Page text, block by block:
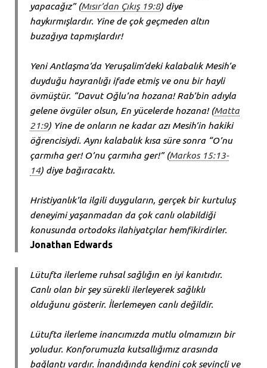
yapacağız” (Mısır’dan Çıkış 19:8) diye
haykırmışlardır. Yine de çok geçmeden altın
buzağıya tapmışlardır!
Yeni Antlaşma’da Yeruşalim’deki kalabalık Mesih’e
duyduğu hayranlığı ifade etmiş ve onu bir hayli
övmüştür. “Davut Oğlu’na hozana! Rab’bin adıyla
gelene övgüler olsun, En yücelerde hozana! (Matta
21:9) Yine de onların ne kadar azı Mesih’in hakiki
öğrencisiydi. Aynı kalabalık kısa süre sonra “O’nu
çarmıha ger! O’nu çarmıha ger!” (Markos 15:13-
14) diye bağıracaktı.
Hristiyanlık’la ilgili duyguların, gerçek bir kurtuluş
deneyimi yaşanmadan da çok canlı olabildiği
konusunda ortodoks ilahiyatçılar hemfikirdirler.
Jonathan Edwards
Lütufta ilerleme ruhsal sağlığın en iyi kanıtıdır.
Canlı olan bir şey sürekli ilerleyerek sağlıklı
olduğunu gösterir. İlerlemeyen canlı değildir.
Lütufta ilerleme inancımızda mutlu olmamızın bir
yoludur. Konforumuzla kutsallığımız arasında
bağlantı vardır. İnandığında kendini çok sevinçli ve